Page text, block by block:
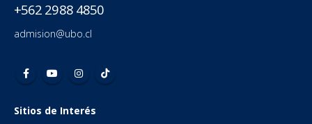
+562 2988 4850
admision@ubo.cl
Sitios de Interés